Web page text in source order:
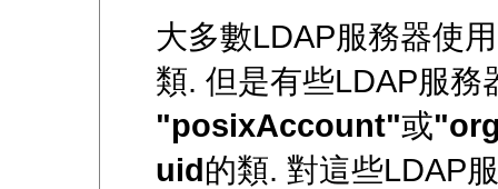
大多數LDAP服務器使用
類. 但是有些LDAP服務
"posixAccount"或
uid的類. 對這些LDAP